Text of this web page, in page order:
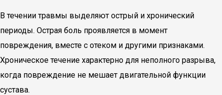
В течении травмы выделяют острый и хронический
периоды. Острая боль проявляется в момент
повреждения, вместе с отеком и другими признаками.
Хроническое течение характерно для неполного разрыва,
когда повреждение не мешает двигательной функции
сустава.